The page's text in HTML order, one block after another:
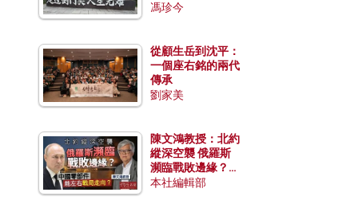
馮珍今
從顧生岳到沈平：
一個座右銘的兩代
傳承
劉家美
陳文鴻教授：北約
縱深空襲 俄羅斯
瀕臨戰敗邊緣？中
國零部件能左右戰
本社編輯部